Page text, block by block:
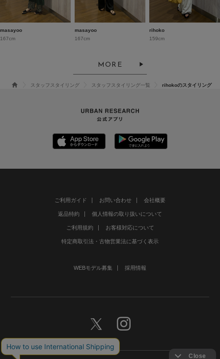
masayoo
167cm
masayoo
167cm
rihoko
159cm
MORE
スタッフスタイリング スタッフスタイリング一覧 rihokoのスタイリング
ご利用ガイド お問い合わせ 会社概要
返品特約 個人情報の取り扱いについて
ご利用規約 お客様対応について
特定商取引法・古物営業法に基づく表示
WEBモデル募集 採用情報